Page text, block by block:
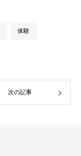
体験
次の記事